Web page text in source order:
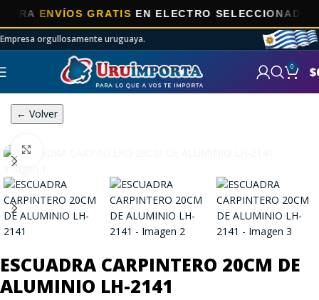
ENVÍOS GRATISEN ELECTRO SELECCIONADOS!
Empresa orgullosamente uruguaya.
0 $
← Volver
ESCUADRA CARPINTERO 20CM DE
ALUMINIO LH-2141